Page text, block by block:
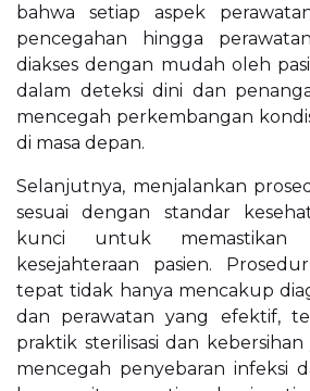
bahwa setiap aspek
pencegahan hingga
diakses dengan mudah oleh
dalam deteksi dini dan
mencegah perkembangan
di masa depan.
Selanjutnya, menjalankan
sesuai dengan standar
kunci untuk memastikan
kesejahteraan pasien.
tepat tidak hanya mencakup
dan perawatan yang efektif,
praktik sterilisasi dan
mencegah penyebaran infeksi